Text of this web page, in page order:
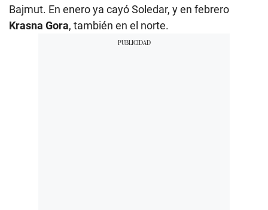
Bajmut. En enero ya cayó Soledar, y en febrero
Krasna Gora, también en el norte.